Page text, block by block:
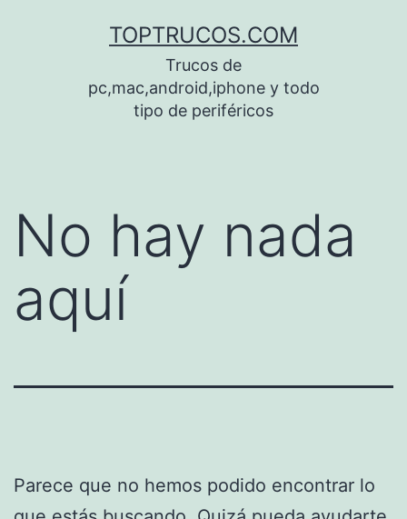
TOPTRUCOS.COM
Trucos de
pc,mac,android,iphone y todo
tipo de periféricos
No hay nada
aquí
Parece que no hemos podido encontrar lo